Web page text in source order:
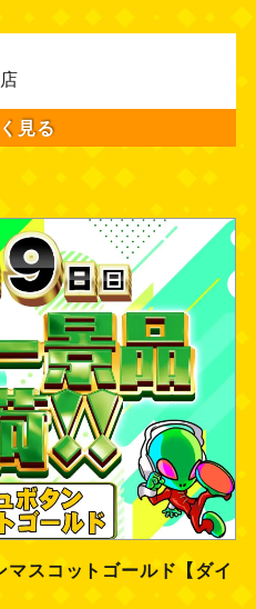
見る
スコットゴールド【ダイ